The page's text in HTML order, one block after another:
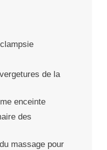
de la
enceinte
des
massage pour